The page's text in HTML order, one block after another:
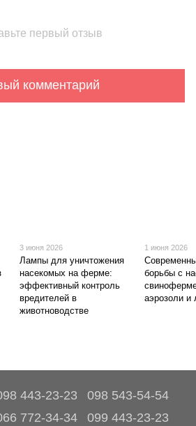
первый отзыв
комментарий
3 июня 2026
Лампы для уничтожения
насекомых на ферме:
эффективный контроль
вредителей в
животноводстве
1 июня 2026
борьбы с
аэрозоли и
443-23-23
098 543-54-54
772-34-34
099 443-23-23